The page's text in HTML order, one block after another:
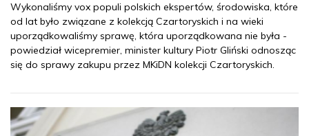
Wykonaliśmy vox populi polskich ekspertów, środowiska, które
od lat było związane z kolekcją Czartoryskich i na wieki
uporządkowaliśmy sprawę, która uporządkowana nie była -
powiedział wicepremier, minister kultury Piotr Gliński odnosząc
się do sprawy zakupu przez MKiDN kolekcji Czartoryskich.